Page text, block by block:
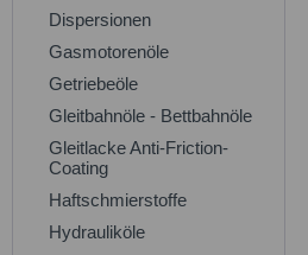
Dispersionen
Gasmotorenöle
Getriebeöle
Gleitbahnöle - Bettbahnöle
Gleitlacke Anti-Friction-
Coating
Haftschmierstoffe
Hydrauliköle